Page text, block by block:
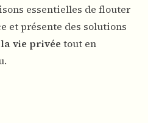
essentielles de flouter
et présente des solutions
vie privée tout en